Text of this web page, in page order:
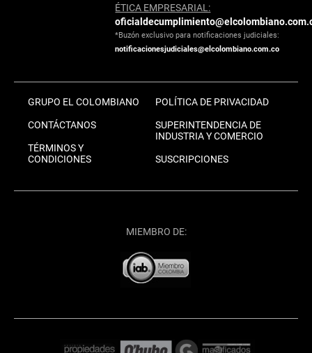
ÉTICA EMPRESARIAL:
*Buzón exclusivo para notificaciones judiciales:
notificacionesjudiciales@elcolombiano.com.co
GRUPO EL COLOMBIANO
CONTÁCTANOS
TÉRMINOS Y
CONDICIONES
POLÍTICA DE PRIVACIDAD
SUPERINTENDENCIA DE
INDUSTRIA Y COMERCIO
SUSCRIPCIONES
MIEMBRO DE: